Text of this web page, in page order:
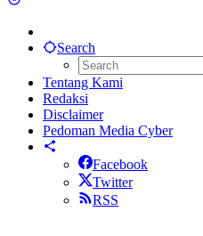
Search
Tentang Kami
Redaksi
Disclaimer
Pedoman Media Cyber
Facebook
Twitter
RSS